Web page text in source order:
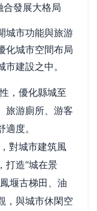
合發展大格局
城市功能與旅游
化城市空間布局
建設之中。
，優化縣城至
旅游廁所、游客
度。
對城市建筑風
打造“城在景
堰古梯田、油
，與城市休閑空